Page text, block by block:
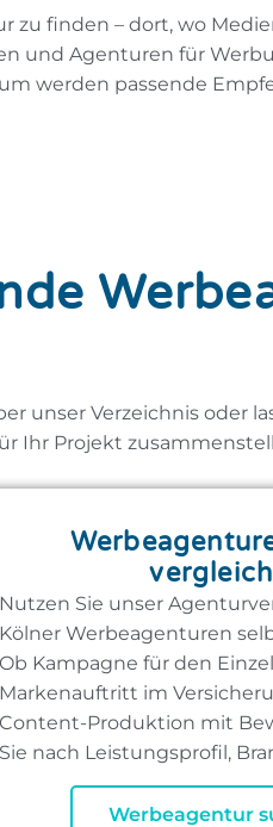
zu finden – dort, wo
und Agenturen für
werden passende
unser Verzeichnis oder
Ihr Projekt
Nutzen Sie unser
Kölner Werbeagenturen
Ob Kampagne für den
Markenauftritt im
Content-Produktion mit
Sie nach Leistungsprofil,
Werbeagentur